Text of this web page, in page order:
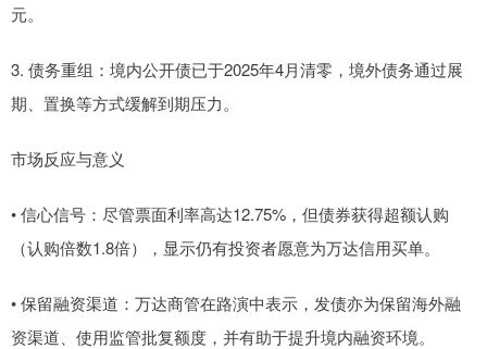
元。
3. 债务重组：境内公开债已于2025年4月清零，境外债务通过展
期、置换等方式缓解到期压力。
市场反应与意义
• 信心信号：尽管票面利率高达12.75%，但债券获得超额认购
（认购倍数1.8倍），显示仍有投资者愿意为万达信用买单。
• 保留融资渠道：万达商管在路演中表示，发债亦为保留海外融
资渠道、使用监管批复额度，并有助于提升境内融资环境。